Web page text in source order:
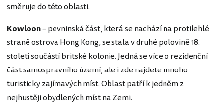
směruje do této oblasti.
Kowloon– pevninská část, která se nachází na protilehlé
straně ostrova Hong Kong, se stala v druhé polovině 18.
století součástí britské kolonie. Jedná se více o rezidenční
část samospravního území, ale i zde najdete mnoho
turisticky zajímavých míst. Oblast patří k jedněm z
nejhustěji obydlených míst na Zemi.